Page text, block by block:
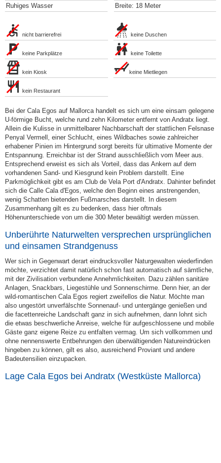
Ruhiges Wasser
Breite: 18 Meter
nicht barrierefrei
keine Parkplätze
kein Kiosk
kein Restaurant
keine Duschen
keine Toilette
keine Mietliegen
Bei der Cala Egos auf Mallorca handelt es sich um eine einsam gelegene
U-förmige Bucht, welche rund zehn Kilometer entfernt von Andratx liegt.
Allein die Kulisse in unmittelbarer Nachbarschaft der stattlichen Felsnase
Penyal Vermell, einer Schlucht, eines Wildbaches sowie zahlreicher
erhabener Pinien im Hintergrund sorgt bereits für ultimative Momente der
Entspannung. Erreichbar ist der Strand ausschließlich vom Meer aus.
Entsprechend erweist es sich als Vorteil, dass das Ankern auf dem
vorhandenen Sand- und Kiesgrund kein Problem darstellt. Eine
Parkmöglichkeit gibt es am Club de Vela Port d'Andratx. Dahinter befindet
sich die Calle Cala d'Egos, welche den Beginn eines anstrengenden,
wenig Schatten bietenden Fußmarsches darstellt. In diesem
Zusammenhang gilt es zu bedenken, dass hier oftmals
Höhenunterschiede von um die 300 Meter bewältigt werden müssen.
Unberührte Naturwelten versprechen ursprünglichen
und einsamen Strandgenuss
Wer sich in Gegenwart derart eindrucksvoller Naturgewalten wiederfinden
möchte, verzichtet damit natürlich schon fast automatisch auf sämtliche,
mit der Zivilisation verbundene Annehmlichkeiten. Dazu zählen sanitäre
Anlagen, Snackbars, Liegestühle und Sonnenschirme. Denn hier, an der
wild-romantischen Cala Egos regiert zweifellos die Natur. Möchte man
also ungestört unverfälschte Sonnenauf- und untergänge genießen und
die facettenreiche Landschaft ganz in sich aufnehmen, dann lohnt sich
die etwas beschwerliche Anreise, welche für aufgeschlossene und mobile
Gäste ganz eigene Reize zu entfalten vermag. Um sich vollkommen und
ohne nennenswerte Entbehrungen den überwältigenden Natureindrücken
hingeben zu können, gilt es also, ausreichend Proviant und andere
Badeutensilien einzupacken.
Lage Cala Egos bei Andratx (Westküste Mallorca)